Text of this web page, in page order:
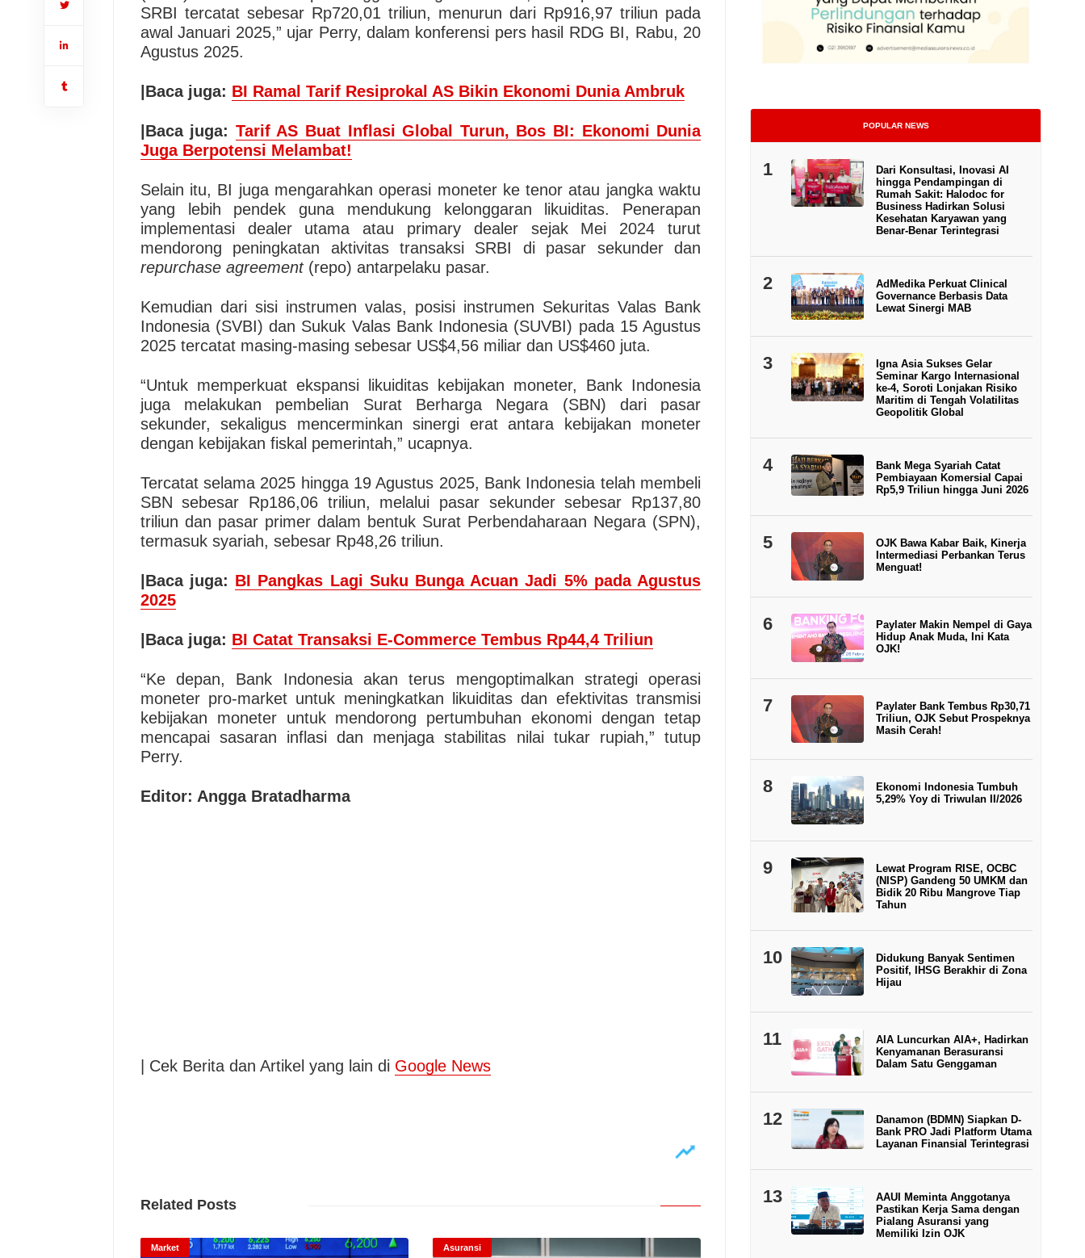
SRBI tercatat sebesar Rp720,01 triliun, menurun dari Rp916,97 triliun pada
awal Januari 2025,” ujar Perry, dalam konferensi pers hasil RDG BI, Rabu, 20
Agustus 2025.
|Baca juga: BI Ramal Tarif Resiprokal AS Bikin Ekonomi Dunia Ambruk
|Baca juga: Tarif AS Buat Inflasi Global Turun, Bos BI: Ekonomi Dunia
Juga Berpotensi Melambat!
Selain itu, BI juga mengarahkan operasi moneter ke tenor atau jangka waktu
yang lebih pendek guna mendukung kelonggaran likuiditas. Penerapan
implementasi dealer utama atau primary dealer sejak Mei 2024 turut
mendorong peningkatan aktivitas transaksi SRBI di pasar sekunder dan
repurchase agreement(repo) antarpelaku pasar.
Kemudian dari sisi instrumen valas, posisi instrumen Sekuritas Valas Bank
Indonesia (SVBI) dan Sukuk Valas Bank Indonesia (SUVBI) pada 15 Agustus
2025 tercatat masing-masing sebesar US$4,56 miliar dan US$460 juta.
“Untuk memperkuat ekspansi likuiditas kebijakan moneter, Bank Indonesia
juga melakukan pembelian Surat Berharga Negara (SBN) dari pasar
sekunder, sekaligus mencerminkan sinergi erat antara kebijakan moneter
dengan kebijakan fiskal pemerintah,” ucapnya.
Tercatat selama 2025 hingga 19 Agustus 2025, Bank Indonesia telah membeli
SBN sebesar Rp186,06 triliun, melalui pasar sekunder sebesar Rp137,80
triliun dan pasar primer dalam bentuk Surat Perbendaharaan Negara (SPN),
termasuk syariah, sebesar Rp48,26 triliun.
|Baca juga: BI Pangkas Lagi Suku Bunga Acuan Jadi 5% pada Agustus
2025
|Baca juga: BI Catat Transaksi E-Commerce Tembus Rp44,4 Triliun
“Ke depan, Bank Indonesia akan terus mengoptimalkan strategi operasi
moneter pro-market untuk meningkatkan likuiditas dan efektivitas transmisi
kebijakan moneter untuk mendorong pertumbuhan ekonomi dengan tetap
mencapai sasaran inflasi dan menjaga stabilitas nilai tukar rupiah,” tutup
Perry.
Editor: Angga Bratadharma
| Cek Berita dan Artikel yang lain di Google News
Related Posts
Market Asuransi
POPULAR NEWS
1
Dari Konsultasi, Inovasi AI
hingga Pendampingan di
Rumah Sakit: Halodoc for
Business Hadirkan Solusi
Kesehatan Karyawan yang
Benar-Benar Terintegrasi
2
AdMedika Perkuat Clinical
Governance Berbasis Data
Lewat Sinergi MAB
3
Igna Asia Sukses Gelar
Seminar Kargo Internasional
ke-4, Soroti Lonjakan Risiko
Maritim di Tengah Volatilitas
Geopolitik Global
4
Bank Mega Syariah Catat
Pembiayaan Komersial Capai
Rp5,9 Triliun hingga Juni 2026
5
OJK Bawa Kabar Baik, Kinerja
Intermediasi Perbankan Terus
Menguat!
6
Paylater Makin Nempel di Gaya
Hidup Anak Muda, Ini Kata
OJK!
7
Paylater Bank Tembus Rp30,71
Triliun, OJK Sebut Prospeknya
Masih Cerah!
8
Ekonomi Indonesia Tumbuh
5,29% Yoy di Triwulan II/2026
9
Lewat Program RISE, OCBC
(NISP) Gandeng 50 UMKM dan
Bidik 20 Ribu Mangrove Tiap
Tahun
10
Didukung Banyak Sentimen
Positif, IHSG Berakhir di Zona
Hijau
11
AIA Luncurkan AIA+, Hadirkan
Kenyamanan Berasuransi
Dalam Satu Genggaman
12
Danamon (BDMN) Siapkan D-
Bank PRO Jadi Platform Utama
Layanan Finansial Terintegrasi
13
AAUI Meminta Anggotanya
Pastikan Kerja Sama dengan
Pialang Asuransi yang
Memiliki Izin OJK